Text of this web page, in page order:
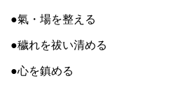
●氣・場を整える
●穢れを祓い清める
●心を鎮める